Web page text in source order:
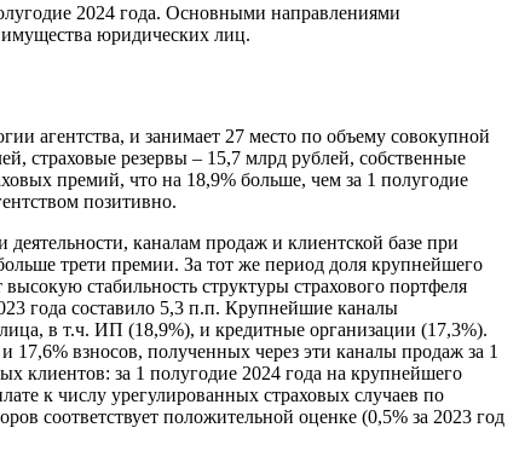
2024 года. Основными направлениями
имущества юридических лиц.
агентства, и занимает 27 место по объему совокупной
страховые резервы – 15,7 млрд рублей, собственные
премий, что на 18,9% больше, чем за 1 полугодие
позитивно.
каналам продаж и клиентской базе при
трети премии. За тот же период доля крупнейшего
стабильность структуры страхового портфеля
года составило 5,3 п.п. Крупнейшие каналы
в т.ч. ИП (18,9%), и кредитные организации (17,3%).
взносов, полученных через эти каналы продаж за 1
клиентов: за 1 полугодие 2024 года на крупнейшего
к числу урегулированных страховых случаев по
соответствует положительной оценке (0,5% за 2023 год